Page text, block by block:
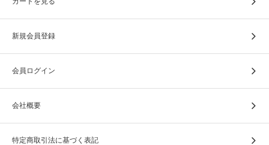
新規会員登録
会員ログイン
会社概要
特定商取引法に基づく表記